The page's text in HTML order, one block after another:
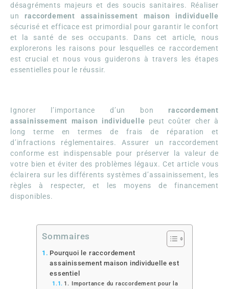
désagréments majeurs et des soucis sanitaires. Réaliser
unraccordement assainissement maison individuelle
sécurisé et efficace est primordial pour garantir le confort
et la santé de ses occupants. Dans cet article, nous
explorerons les raisons pour lesquelles ce raccordement
est crucial et nous vous guiderons à travers les étapes
essentielles pour le réussir.
Ignorer l’importance d’un bonraccordement
assainissement maison individuelle peut coûter cher à
long terme en termes de frais de réparation et
d’infractions réglementaires. Assurer un raccordement
conforme est indispensable pour préserver la valeur de
votre bien et éviter des problèmes légaux. Cet article vous
éclairera sur les différents systèmes d’assainissement, les
règles à respecter, et les moyens de financement
disponibles.
Sommaires
Pourquoi le raccordement
assainissement maison individuelle est
essentiel
1. Importance du raccordement pour la